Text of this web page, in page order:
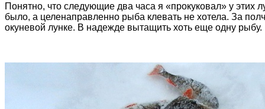
Понятно, что следующие два часа я «прокуковал» у этих
было, а целенаправленно рыба клевать не хотела. За
окуневой лунке. В надежде вытащить хоть еще одну